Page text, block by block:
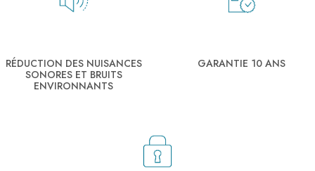
RÉDUCTION DES NUISANCES
SONORES ET BRUITS
ENVIRONNANTS
GARANTIE 10 ANS